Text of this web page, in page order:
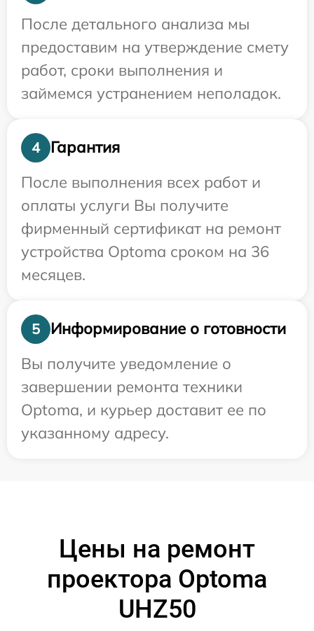
После детального анализа мы
предоставим на утверждение смету
работ, сроки выполнения и
займемся устранением неполадок.
4
Гарантия
После выполнения всех работ и
оплаты услуги Вы получите
фирменный сертификат на ремонт
устройства Optoma сроком на 36
месяцев.
5
Информирование о готовности
Вы получите уведомление о
завершении ремонта техники
Optoma, и курьер доставит ее по
указанному адресу.
Цены на ремонт
проектора Optoma
UHZ50